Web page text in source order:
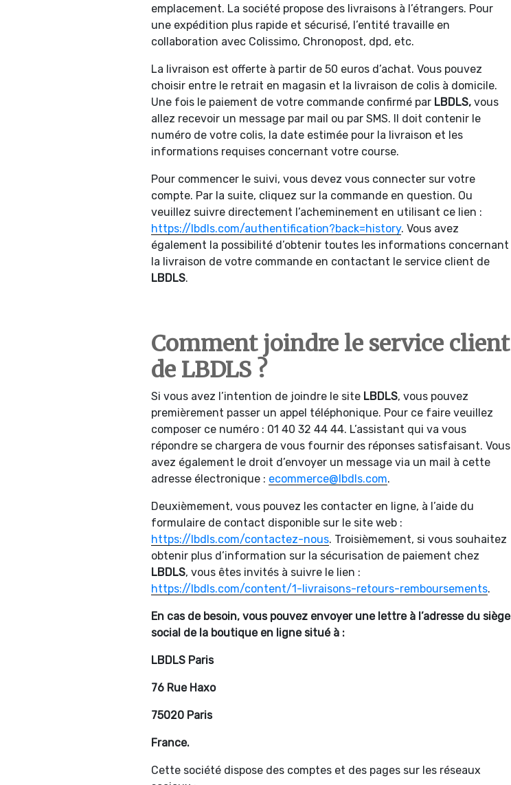
emplacement. La société propose des livraisons à l’étrangers. Pour
une expédition plus rapide et sécurisé, l’entité travaille en
collaboration avec Colissimo, Chronopost, dpd, etc.
La livraison est offerte à partir de 50 euros d’achat. Vous pouvez
choisir entre le retrait en magasin et la livraison de colis à domicile.
Une fois le paiement de votre commande confirmé par LBDLS, vous
allez recevoir un message par mail ou par SMS. Il doit contenir le
numéro de votre colis, la date estimée pour la livraison et les
informations requises concernant votre course.
Pour commencer le suivi, vous devez vous connecter sur votre
compte. Par la suite, cliquez sur la commande en question. Ou
veuillez suivre directement l’acheminement en utilisant ce lien :
https://lbdls.com/authentification?back=history. Vous avez
également la possibilité d’obtenir toutes les informations concernant
la livraison de votre commande en contactant le service client de
LBDLS.
Comment joindre le service client
de LBDLS ?
Si vous avez l’intention de joindre le site LBDLS, vous pouvez
premièrement passer un appel téléphonique. Pour ce faire veuillez
composer ce numéro : 01 40 32 44 44. L’assistant qui va vous
répondre se chargera de vous fournir des réponses satisfaisant. Vous
avez également le droit d’envoyer un message via un mail à cette
adresse électronique : ecommerce@lbdls.com.
Deuxièmement, vous pouvez les contacter en ligne, à l’aide du
formulaire de contact disponible sur le site web :
https://lbdls.com/contactez-nous. Troisièmement, si vous souhaitez
obtenir plus d’information sur la sécurisation de paiement chez
LBDLS, vous êtes invités à suivre le lien :
https://lbdls.com/content/1-livraisons-retours-remboursements.
En cas de besoin, vous pouvez envoyer une lettre à l’adresse du siège
social de la boutique en ligne situé à :
LBDLS Paris
76 Rue Haxo
75020 Paris
France.
Cette société dispose des comptes et des pages sur les réseaux